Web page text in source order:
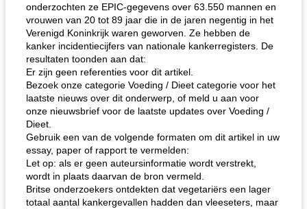
onderzochten ze EPIC-gegevens over 63.550 mannen en
vrouwen van 20 tot 89 jaar die in de jaren negentig in het
Verenigd Koninkrijk waren geworven. Ze hebben de
kanker incidentiecijfers van nationale kankerregisters. De
resultaten toonden aan dat:
Er zijn geen referenties voor dit artikel.
Bezoek onze categorie Voeding / Dieet categorie voor het
laatste nieuws over dit onderwerp, of meld u aan voor
onze nieuwsbrief voor de laatste updates over Voeding /
Dieet.
Gebruik een van de volgende formaten om dit artikel in uw
essay, paper of rapport te vermelden:
Let op: als er geen auteursinformatie wordt verstrekt,
wordt in plaats daarvan de bron vermeld.
Britse onderzoekers ontdekten dat vegetariërs een lager
totaal aantal kankergevallen hadden dan vleeseters, maar